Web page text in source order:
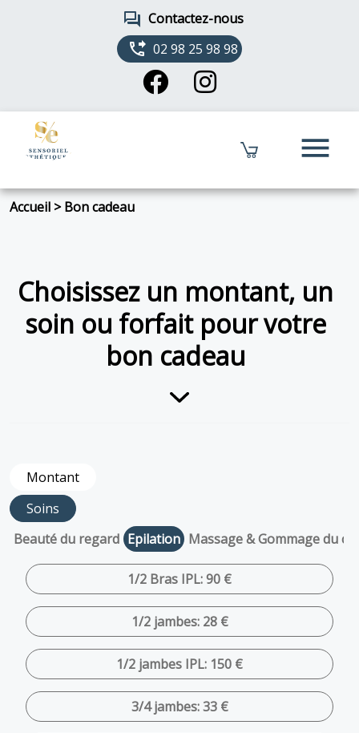
forum Contactez-nous
phone_forwarded 02 98 25 98 98
menu
Accueil >Bon cadeau
Choisissez un montant, un
soin ou forfait pour votre
bon cadeau
Montant
Soins
Beauté du regard Epilation Massage & Gommage du
1/2 Bras IPL: 90 €
1/2 jambes: 28 €
1/2 jambes IPL: 150 €
3/4 jambes: 33 €